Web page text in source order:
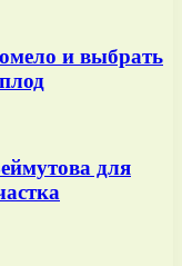
и выбрать
для